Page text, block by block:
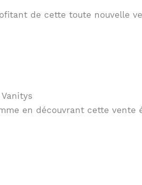
de cette toute nouvelle
en découvrant cette vente